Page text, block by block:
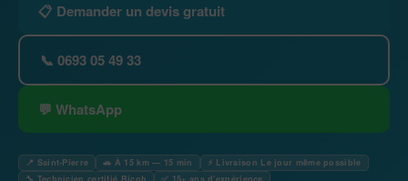
📋 Demander un devis gratuit
📞 0693 05 49 33
💬 WhatsApp
📍 Saint-Pierre 🚗 À 15 km — 15 min
⚡ Livraison Le jour même possible